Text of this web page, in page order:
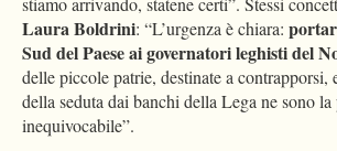
Laura Boldrini: “L’urgenza è chiara:
Sud del Paese ai governatori leghisti del
delle piccole patrie, destinate a contrapporsi,
della seduta dai banchi della Lega ne sono la
inequivocabile”.